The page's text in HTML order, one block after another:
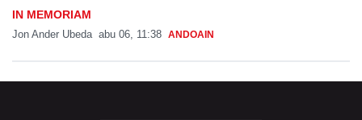
IN MEMORIAM
Jon Ander Ubeda abu 06, 11:38 ANDOAIN